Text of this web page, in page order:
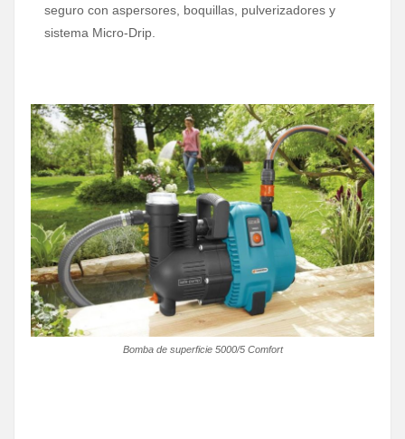
seguro con aspersores, boquillas, pulverizadores y
sistema Micro-Drip.
Bomba de superficie 5000/5 Comfort